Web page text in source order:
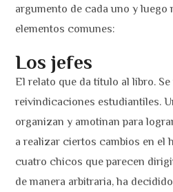
argumento de cada uno y luego
elementos comunes:
Los jefes
El relato que da título al libro.
reivindicaciones estudiantiles.
organizan y amotinan para
a realizar ciertos cambios en el
cuatro chicos que parecen
de manera arbitraria, ha